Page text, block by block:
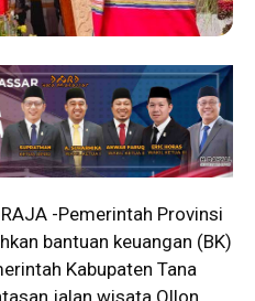
-Pemerintah Provinsi
bantuan keuangan (BK)
Kabupaten Tana
jalan wisata Ollon